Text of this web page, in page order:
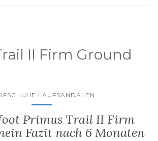
II Firm Ground
LAUFSANDALEN
Primus Trail II Firm
Fazit nach 6 Monaten